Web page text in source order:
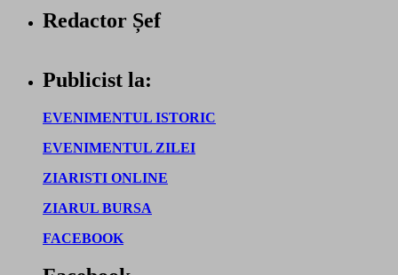
Redactor Șef
Publicist la:
EVENIMENTUL ISTORIC
EVENIMENTUL ZILEI
ZIARISTI ONLINE
ZIARUL BURSA
FACEBOOK